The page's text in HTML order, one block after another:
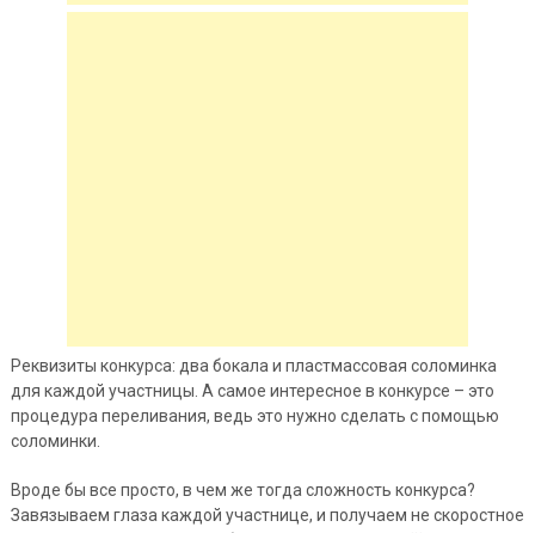
Реквизиты конкурса: два бокала и пластмассовая соломинка
для каждой участницы. А самое интересное в конкурсе – это
процедура переливания, ведь это нужно сделать с помощью
соломинки.
Вроде бы все просто, в чем же тогда сложность конкурса?
Завязываем глаза каждой участнице, и получаем не скоростное